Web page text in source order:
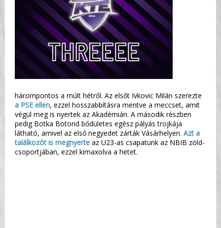
hárompontos a múlt hétről. Az elsőt Ivkovic Milán szerezte
a PSE ellen, ezzel hosszabbításra mentve a meccset, amit
végül meg is nyertek az Akadémián. A második részben
pedig Botka Botond bődületes egész pályás trojkája
látható, amivel az első negyedet zárták Vásárhelyen. Azt a
találkozót is megnyerte az U23-as csapatunk az NBIB zöld-
csoportjában, ezzel kimaxolva a hetet.